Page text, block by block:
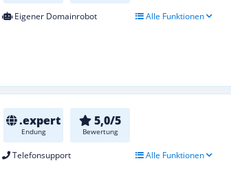
Eigener Domainrobot Alle Funktionen
.expert
Endung
5,0/5
Bewertung
Telefonsupport Alle Funktionen